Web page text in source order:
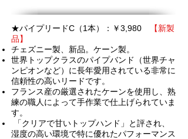
★パイプリードC（1本）：￥3,980
【新製
品】
チェズニー製、新品。ケーン製。
世界トップクラスのパイプバンド（世界チャ
ンピオンなど）に長年愛用されている非常に
信頼性の高いリードです。
フランス産の厳選されたケーンを使用し、熟
練の職人によって手作業で仕上げられていま
す。
「クリアで甘いトップハンド」と評され、
湿度の高い環境で特に優れたパフォーマンス